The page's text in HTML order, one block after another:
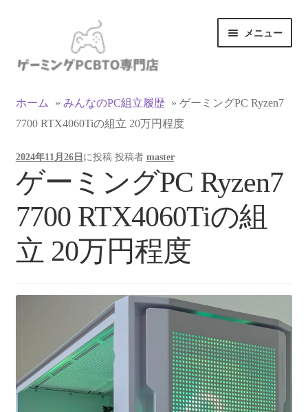
ゲ
ョ
ン
ス
キ
ッ
プ
テ
へ
ス
ッ
プ
メニュー
マイアカウント
支払い
お買い物カゴ
お買い物ガイド
フルカスタマイズ相談
みんなのPC組立履歴
ホーム » みんなのPC組立履歴 » ゲーミングPC Ryzen7
7700 RTX4060Tiの組立 20万円程度
2024年11月26日 に投稿 投稿者 master
ゲーミングPC Ryzen7
7700 RTX4060Tiの組
立 20万円程度